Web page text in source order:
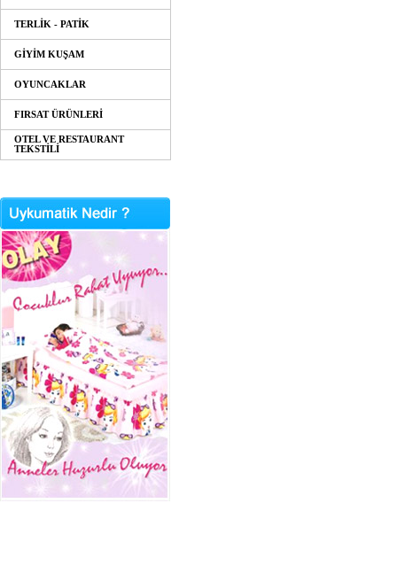
TERLİK - PATİK
GİYİM KUŞAM
OYUNCAKLAR
FIRSAT ÜRÜNLERİ
OTEL VE RESTAURANT
TEKSTİLİ